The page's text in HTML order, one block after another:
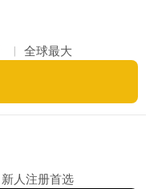
全球最大
新人注册首选